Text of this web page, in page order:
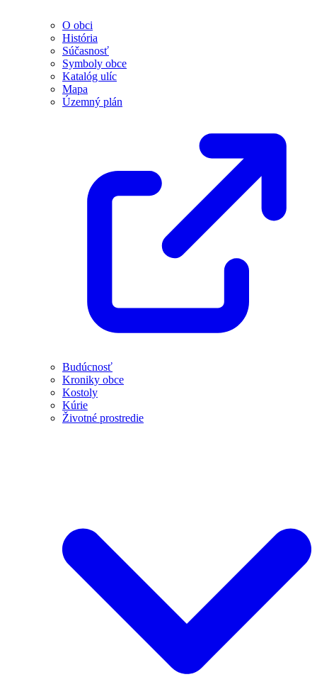
O obci
História
Súčasnosť
Symboly obce
Katalóg ulíc
Mapa
Územný plán
Budúcnosť
Kroniky obce
Kostoly
Kúrie
Životné prostredie